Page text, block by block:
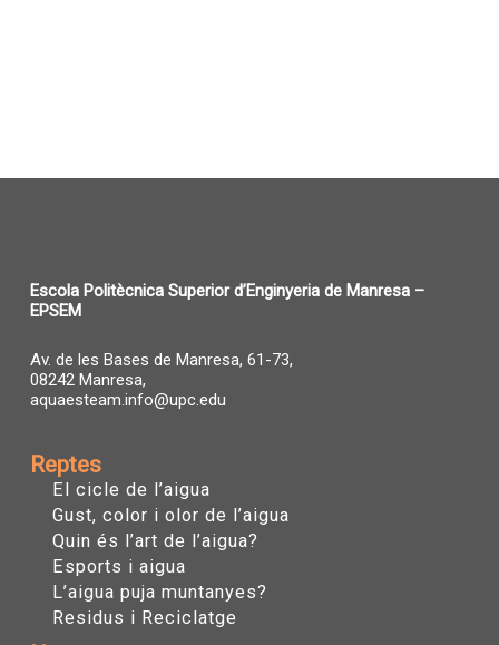
Escola Politècnica Superior d’Enginyeria de Manresa –
EPSEM
Av. de les Bases de Manresa, 61-73,
08242 Manresa,
aquaesteam.info@upc.edu
Reptes
El cicle de l’aigua
Gust, color i olor de l’aigua
Quin és l’art de l’aigua?
Esports i aigua
L’aigua puja muntanyes?
Residus i Reciclatge